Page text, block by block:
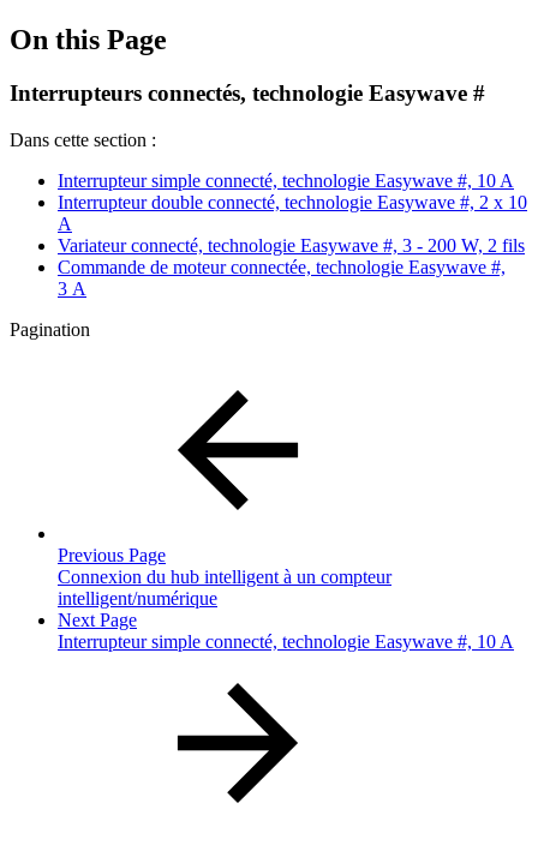
On this Page
Interrupteurs connectés, technologie Easywave #
Dans cette section :
Interrupteur simple connecté, technologie Easywave #, 10 A
Interrupteur double connecté, technologie Easywave #, 2 x 10
A
Variateur connecté, technologie Easywave #, 3 - 200 W, 2 fils
Commande de moteur connectée, technologie Easywave #,
3 A
Pagination
Previous Page
Connexion du hub intelligent à un compteur
intelligent/numérique
Next Page
Interrupteur simple connecté, technologie Easywave #, 10 A